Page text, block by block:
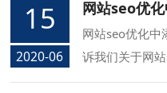
知识.
15
2020-06
网站seo优化中
诉我们关于网
库的作用的的